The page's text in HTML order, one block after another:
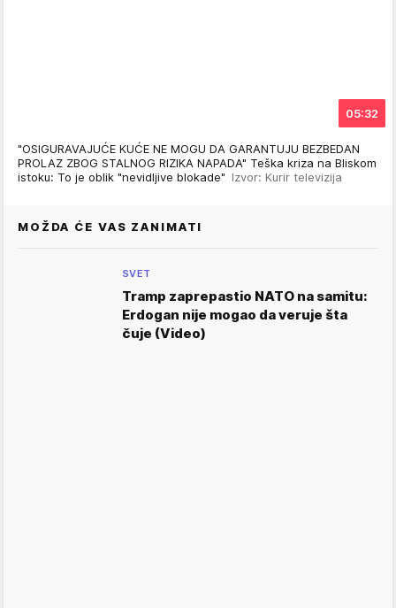
05:32
"OSIGURAVAJUĆE KUĆE NE MOGU DA GARANTUJU BEZBEDAN
PROLAZ ZBOG STALNOG RIZIKA NAPADA" Teška kriza na Bliskom
istoku: To je oblik "nevidljive blokade" Izvor: Kurir televizija
MOŽDA ĆE VAS ZANIMATI
SVET
Tramp zaprepastio NATO na samitu:
Erdogan nije mogao da veruje šta
čuje (Video)